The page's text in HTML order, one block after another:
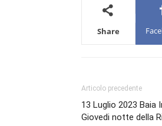
Share
Articolo precedente
13 Luglio 2023 Baia
Giovedi notte della